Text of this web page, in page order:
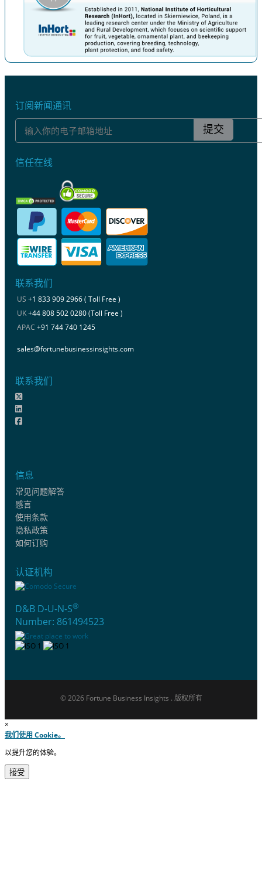
订阅新闻通讯
提交
信任在线
联系我们
US +1 833 909 2966 ( Toll Free )
UK+44 808 502 0280 (Toll Free )
APAC +91 744 740 1245
sales@fortunebusinessinsights.com
联系我们
信息
常见问题解答
感言
使用条款
隐私政策
如何订购
认证机构
D&B D-U-N-S®
Number: 861494523
© 2026 Fortune Business Insights . 版权所有
×
我们使用 Cookie。
以提升您的体验。
接受